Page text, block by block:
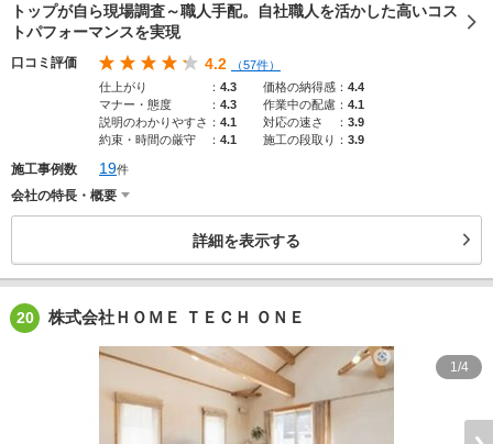
トップが自ら現場調査～職人手配。自社職人を活かした高いコス
トパフォーマンスを実現
口コミ評価 4.2
（57件）
仕上がり
： 4.3 価格の納得感 ： 4.4
マナー・態度
： 4.3 作業中の配慮 ： 4.1
説明のわかりやすさ ： 4.1 対応の速さ ： 3.9
約束・時間の厳守
： 4.1 施工の段取り ： 3.9
施工事例数 19件
会社の特長・概要
詳細を表示する
20 株式会社ＨＯＭＥ ＴＥＣＨ ＯＮＥ
1/4